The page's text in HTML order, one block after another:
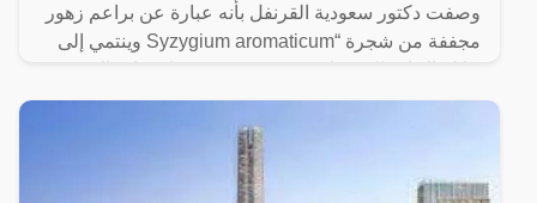
وصفت دكتور سعودية القرنفل بأنه عبارة عن براعم زهور
مجففة من شجرة “Syzygium aromaticum وينتمي إلى
ينمو في